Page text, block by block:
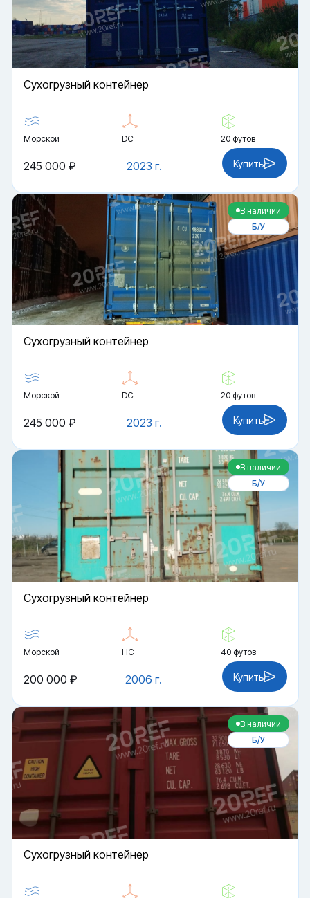
Cухогрузный контейнер
Морской DC 20 футов
2023 г.
245 000 ₽ Купить
В наличии
Б/У
Cухогрузный контейнер
Морской DC 20 футов
2023 г.
245 000 ₽ Купить
В наличии
Б/У
Cухогрузный контейнер
Морской HC 40 футов
2006 г.
200 000 ₽ Купить
В наличии
Б/У
Cухогрузный контейнер